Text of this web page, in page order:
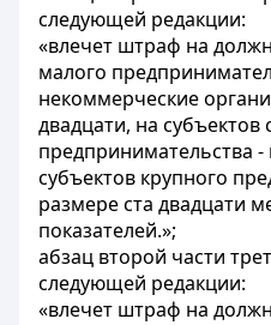
следующей редакции:
«влечет штраф на
малого
некоммерческие
двадцати, на субъектов
предпринимательства
субъектов крупного
размере ста двадцати
показателей.»;
абзац второй части
следующей редакции:
«влечет штраф на